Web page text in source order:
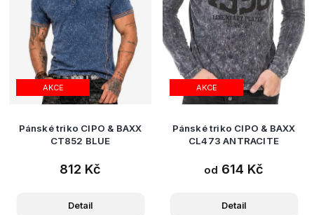
AKCE
Pánské triko CIPO & BAXX
CT852 BLUE
812 Kč
Detail
AKCE
Pánské triko CIPO & BAXX
CL473 ANTRACITE
od 614 Kč
Detail